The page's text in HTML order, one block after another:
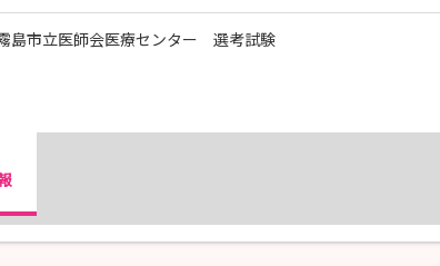
島市立医師会医療センター 選考試験